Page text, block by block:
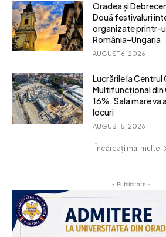
Oradea și
Două festivaluri
organizate printr-
România–Ungaria
AUGUST 6, 2026
Lucrările la Centrul
Multifuncțional din
16%. Sala mare
locuri
AUGUST 5, 2026
Încărcați mai multe
- Publicitate -